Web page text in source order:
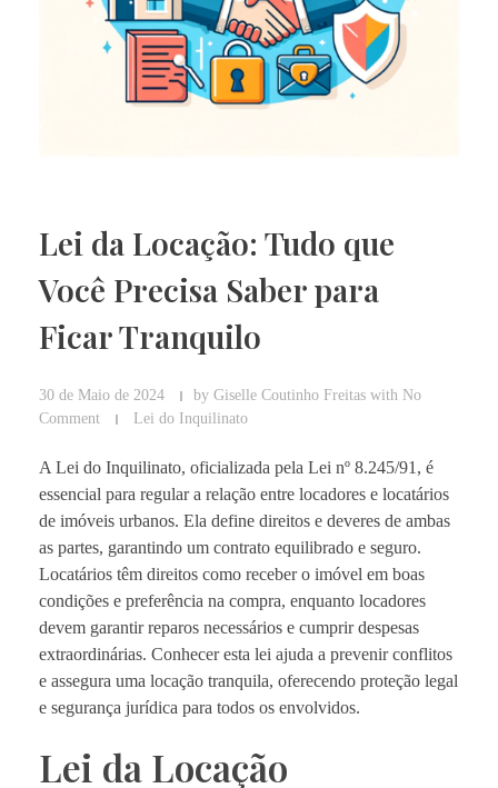
Lei da Locação: Tudo que
Você Precisa Saber para
Ficar Tranquilo
30 de Maio de 2024 by Giselle Coutinho Freitas with No
Comment
Lei do Inquilinato
A Lei do Inquilinato, oficializada pela Lei nº 8.245/91, é
essencial para regular a relação entre locadores e locatários
de imóveis urbanos. Ela define direitos e deveres de ambas
as partes, garantindo um contrato equilibrado e seguro.
Locatários têm direitos como receber o imóvel em boas
condições e preferência na compra, enquanto locadores
devem garantir reparos necessários e cumprir despesas
extraordinárias. Conhecer esta lei ajuda a prevenir conflitos
e assegura uma locação tranquila, oferecendo proteção legal
e segurança jurídica para todos os envolvidos.
Lei da Locação